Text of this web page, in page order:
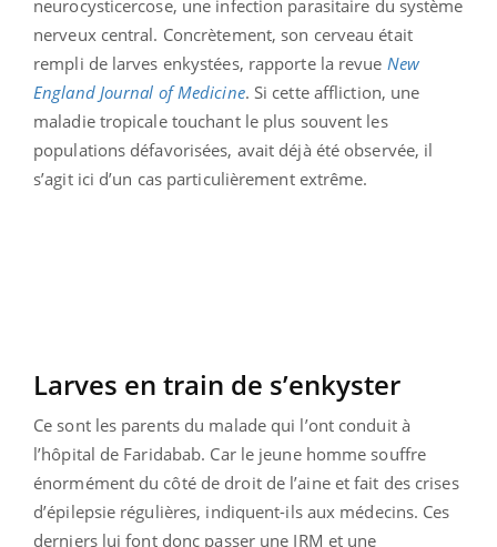
neurocysticercose, une infection parasitaire du système
nerveux central. Concrètement, son cerveau était
rempli de larves enkystées, rapporte la revue New
England Journal of Medicine. Si cette affliction, une
maladie tropicale touchant le plus souvent les
populations défavorisées, avait déjà été observée, il
s’agit ici d’un cas particulièrement extrême.
Larves en train de s’enkyster
Ce sont les parents du malade qui l’ont conduit à
l’hôpital de Faridabab. Car le jeune homme souffre
énormément du côté de droit de l’aine et fait des crises
d’épilepsie régulières, indiquent-ils aux médecins. Ces
derniers lui font donc passer une IRM et une